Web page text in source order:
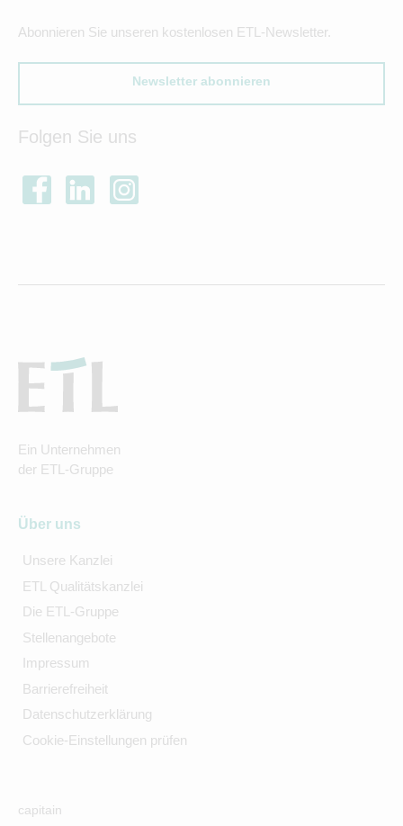
Abonnieren Sie unseren kostenlosen ETL-Newsletter.
Newsletter abonnieren
Folgen Sie uns
Ein Unternehmen
der ETL-Gruppe
Über uns
Unsere Kanzlei
ETL Qualitätskanzlei
Die ETL-Gruppe
Stellenangebote
Impressum
Barrierefreiheit
Datenschutzerklärung
Cookie-Einstellungen prüfen
capitain